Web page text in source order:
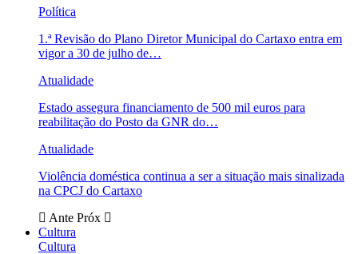
Política
1.ª Revisão do Plano Diretor Municipal do Cartaxo entra em
vigor a 30 de julho de…
Atualidade
Estado assegura financiamento de 500 mil euros para
reabilitação do Posto da GNR do…
Atualidade
Violência doméstica continua a ser a situação mais sinalizada
na CPCJ do Cartaxo
Ante Próx
Cultura
Cultura